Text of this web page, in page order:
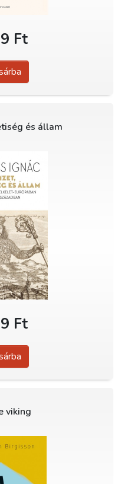
Ft
és állam
Ft
viking